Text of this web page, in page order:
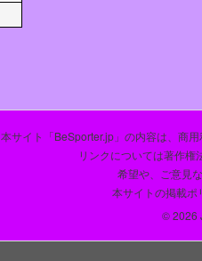
本サイト「BeSporter.jp」の内容は、商
リンクについては著作権
希望や、ご意見
本サイトの掲載ポ
© 2026